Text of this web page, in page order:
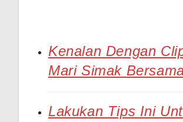
Kenalan Dengan
Mari Simak
Lakukan Tips Ini